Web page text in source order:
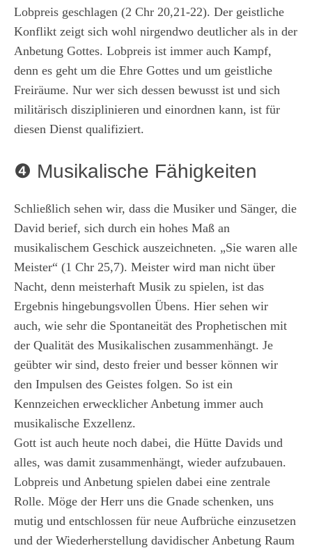
Lobpreis geschlagen (2 Chr 20,21-22). Der geistliche
Konflikt zeigt sich wohl nirgendwo deutlicher als in der
Anbetung Gottes. Lobpreis ist immer auch Kampf,
denn es geht um die Ehre Gottes und um geistliche
Freiräume. Nur wer sich dessen bewusst ist und sich
militärisch disziplinieren und einordnen kann, ist für
diesen Dienst qualifiziert.
❹ Musikalische Fähigkeiten
Schließlich sehen wir, dass die Musiker und Sänger, die
David berief, sich durch ein hohes Maß an
musikalischem Geschick auszeichneten. „Sie waren alle
Meister“ (1 Chr 25,7). Meister wird man nicht über
Nacht, denn meisterhaft Musik zu spielen, ist das
Ergebnis hingebungsvollen Übens. Hier sehen wir
auch, wie sehr die Spontaneität des Prophetischen mit
der Qualität des Musikalischen zusammenhängt. Je
geübter wir sind, desto freier und besser können wir
den Impulsen des Geistes folgen. So ist ein
Kennzeichen erwecklicher Anbetung immer auch
musikalische Exzellenz.
Gott ist auch heute noch dabei, die Hütte Davids und
alles, was damit zusammenhängt, wieder aufzubauen.
Lobpreis und Anbetung spielen dabei eine zentrale
Rolle. Möge der Herr uns die Gnade schenken, uns
mutig und entschlossen für neue Aufbrüche einzusetzen
und der Wiederherstellung davidischer Anbetung Raum